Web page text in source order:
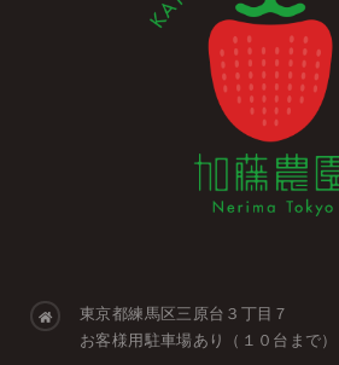
東京都練馬区三原台３丁目７
お客様用駐車場あり（１０台まで）